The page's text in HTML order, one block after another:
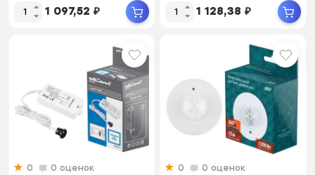
1 097,52 ₽ 1 128,38 ₽
0
0 оценок
0
0 оценок